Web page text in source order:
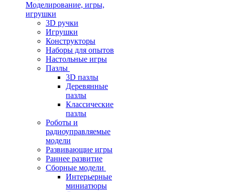
Моделирование, игры,
игрушки
3D ручки
Игрушки
Конструкторы
Наборы для опытов
Настольные игры
Пазлы
3D пазлы
Деревянные
пазлы
Классические
пазлы
Роботы и
радиоуправляемые
модели
Развивающие игры
Раннее развитие
Сборные модели
Интерьерные
миниатюры